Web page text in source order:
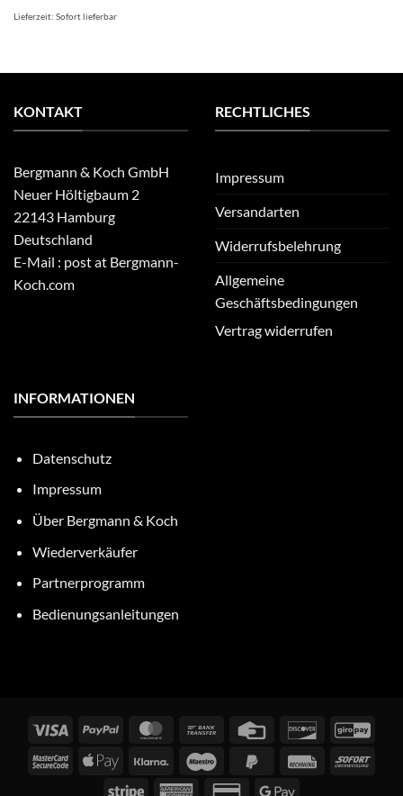
Lieferzeit: Sofort lieferbar
KONTAKT
Bergmann & Koch GmbH
Neuer Höltigbaum 2
22143 Hamburg
Deutschland
E-Mail : post at Bergmann-
Koch.com
RECHTLICHES
Impressum
Versandarten
Widerrufsbelehrung
Allgemeine
Geschäftsbedingungen
Vertrag widerrufen
INFORMATIONEN
Datenschutz
Impressum
Über Bergmann & Koch
Wiederverkäufer
Partnerprogramm
Bedienungsanleitungen
Visa PayPal MasterCardBank
Credit
Discover
MasterCardApple
Klarna Maestro
PayPal
Rechung
Stripe American Credit Google